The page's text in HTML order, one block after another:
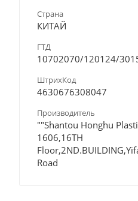
Страна
КИТАЙ
ГТД
10702070/120124/
ШтрихКод
4630676308047
Производитель
""Shantou Honghu
1606,16TH
Road